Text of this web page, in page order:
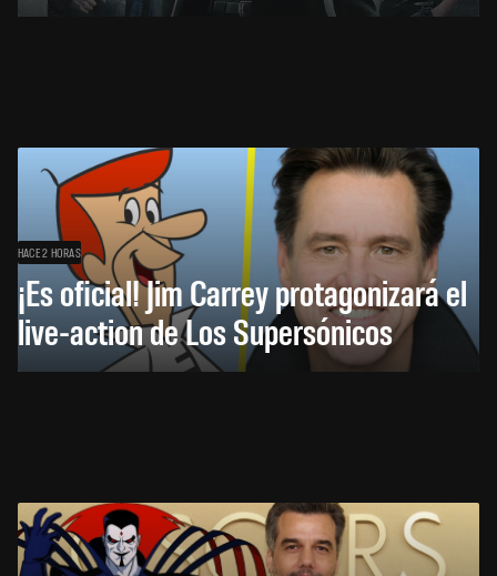
HACE 2 HORAS
¡Es oficial! Jim Carrey protagonizará el
live-action de Los Supersónicos